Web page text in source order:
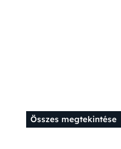
Összes megtekintése